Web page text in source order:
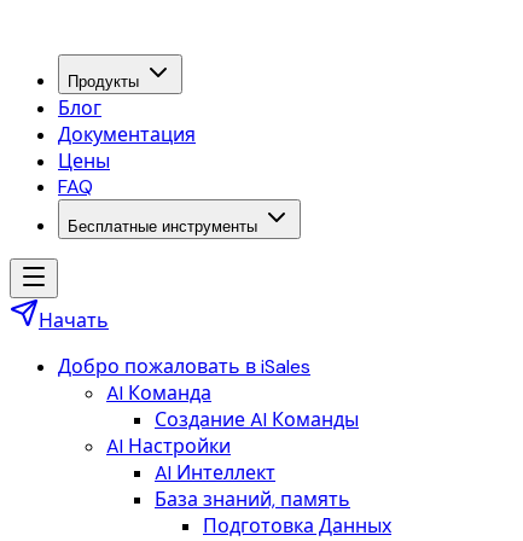
Продукты
Блог
Документация
Цены
FAQ
Бесплатные инструменты
Начать
Добро пожаловать в iSales
AI Команда
Создание AI Команды
AI Настройки
AI Интеллект
База знаний, память
Подготовка Данных